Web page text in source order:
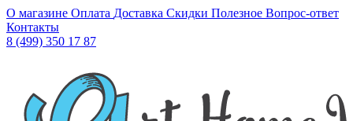
О магазине Оплата Доставка Скидки Полезное Вопрос-ответ
Контакты
8 (499) 350 17 87